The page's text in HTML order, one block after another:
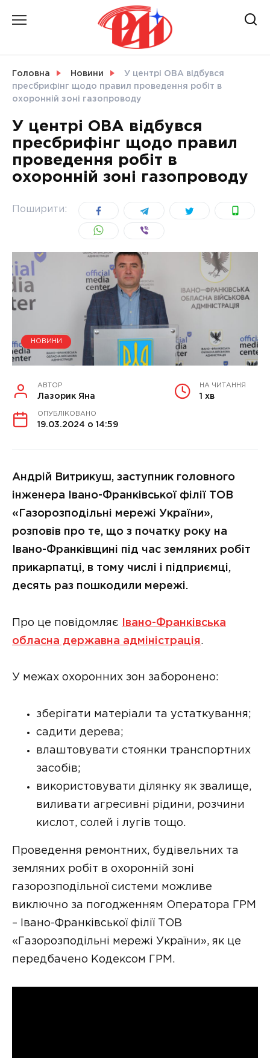
СВІТ
УКРАЇНА
Головна Новини
У центрі ОВА відбувся
пресбрифінг щодо правил проведення робіт в
охоронній зоні газопроводу
У центрі ОВА відбувся
пресбрифінг щодо правил
проведення робіт в
охоронній зоні газопроводу
Поширити:
НОВИНИ
АВТОР
Лазорик Яна
НА ЧИТАННЯ
1 хв
ОПУБЛІКОВАНО
19.03.2024 о 14:59
Андрій Витрикуш, заступник головного
інженера Івано-Франківської філії ТОВ
«Газорозподільні мережі України»,
розповів про те, що з початку року на
Івано-Франківщині під час земляних робіт
прикарпатці, в тому числі і підприємці,
десять раз пошкодили мережі.
Про це повідомляє
Івано-Франківська
обласна державна адміністрація.
У межах охоронних зон заборонено:
зберігати матеріали та устаткування;
садити дерева;
влаштовувати стоянки транспортних
засобів;
використовувати ділянку як звалище,
виливати агресивні рідини, розчини
кислот, солей і лугів тощо.
Проведення ремонтних, будівельних та
земляних робіт в охоронній зоні
газорозподільної системи можливе
виключно за погодженням Оператора ГРМ
– Івано-Франківської філії ТОВ
«Газорозподільні мережі України», як це
передбачено Кодексом ГРМ.